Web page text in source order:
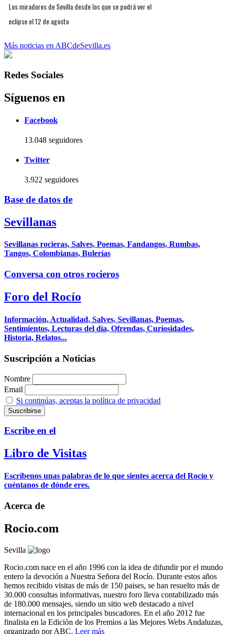
Los miradores de Sevilla desde los que se podrá ver el
eclipse el 12 de agosto
Más noticias en ABCdeSevilla.es
Redes Sociales
Síguenos en
Facebook
13.048 seguidores
Twitter
3.922 seguidores
Base de datos de
Sevillanas
Sevillanas rocieras, Salves, Poemas, Fandangos, Rumbas,
Tangos, Colombianas, Bulerías
Conversa con otros rocieros
Foro del Rocío
Información, Actualidad, Salves, Sevillanas, Poemas,
Sentimientos, Lecturas del día, Ofrendas, Curiosidades,
Historia, Relatos...
Suscripción a Noticias
Nombre
Email
Si continúas, aceptas la política de privacidad
Escribe en el
Libro de Visitas
Escríbenos unas palabras de lo que sientes acerca del Rocío y
cuéntanos de dónde eres.
Acerca de
Rocio.com
Sevilla
Rocio.com nace en el año 1996 con la idea de difundir por el mundo
entero la devoción a Nuestra Señora del Rocío. Durante estos años
hemos recibido visitas de más de 150 paises, se han resuelto más de
30.000 consultas informativas, nuestro foro lleva contabilizado más
de 180.000 mensajes, siendo un sitio web destacado a nivel
internacional en los principales buscadores. En el año 2012 fue
finalista en la Edición de los Premios a las Mejores Webs Andaluzas,
organizado por ABC. Leer más